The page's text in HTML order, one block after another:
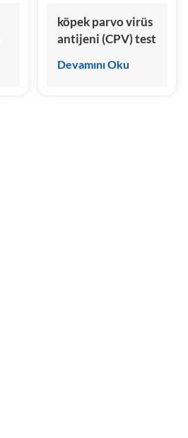
köpek parvo virüs
antijeni (CPV) test
Devamını Oku